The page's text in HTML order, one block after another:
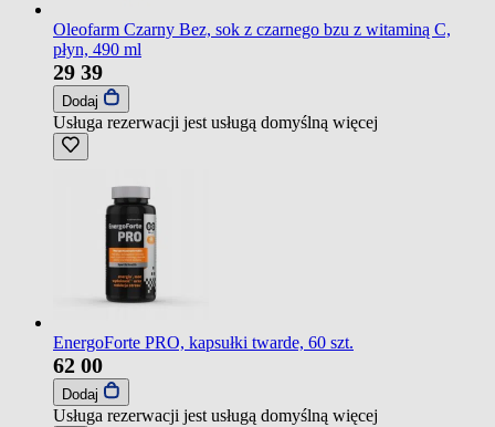
Oleofarm Czarny Bez, sok z czarnego bzu z witaminą C,
płyn, 490 ml
29 39
Dodaj
Usługa rezerwacji jest usługą domyślną więcej
EnergoForte PRO, kapsułki twarde, 60 szt.
62 00
Dodaj
Usługa rezerwacji jest usługą domyślną więcej